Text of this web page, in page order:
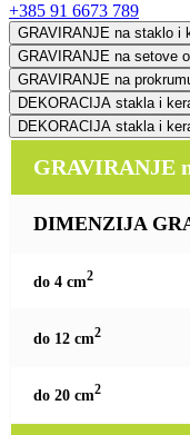
+385 91 6673 789
GRAVIRANJE na staklo i
GRAVIRANJE na setove
GRAVIRANJE na
DEKORACIJA stakla i
DEKORACIJA stakla i
GRAVIRANJE
DIMENZIJA
do 4 cm2
do 12 cm2
do 20 cm2